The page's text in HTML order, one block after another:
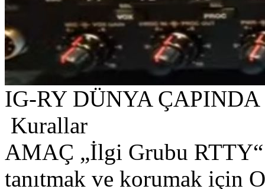
IG-RY DÜNYA
Kurallar
AMAÇ „İlgi Grubu
tanıtmak ve korumak için